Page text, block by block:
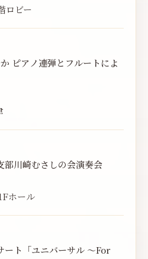
ロビー
ピアノ連弾とフルートによ
部川崎むさしの会演奏会
ホール
ート「ユニバーサル 〜For